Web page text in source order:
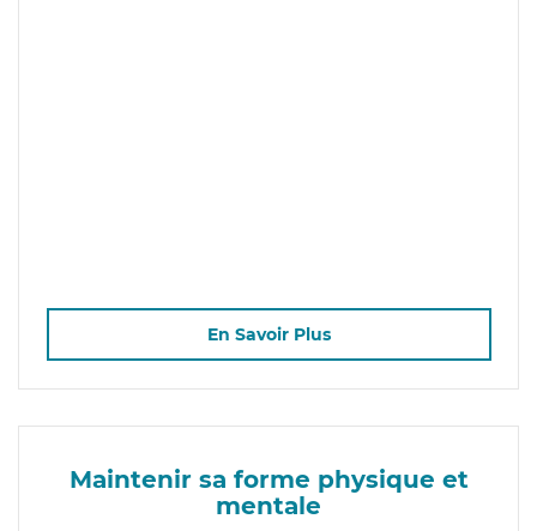
En Savoir Plus
Maintenir sa forme physique et
mentale